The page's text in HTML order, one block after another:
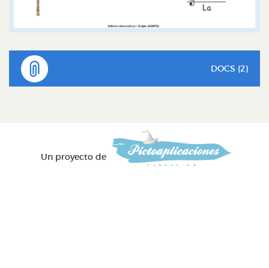
DOCS (2)
Un proyecto de